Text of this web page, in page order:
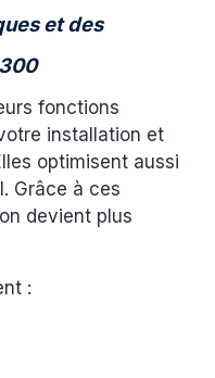
et des
fonctions
installation et
optimisent aussi
Grâce à ces
devient plus
: